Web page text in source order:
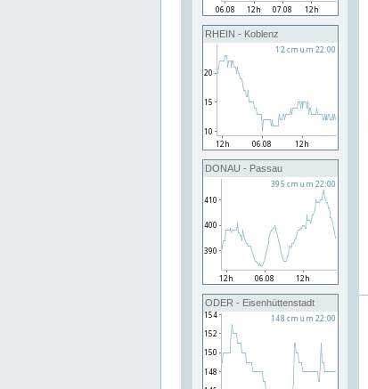
RHEIN - Koblenz
DONAU - Passau
ODER - Eisenhüttenstadt